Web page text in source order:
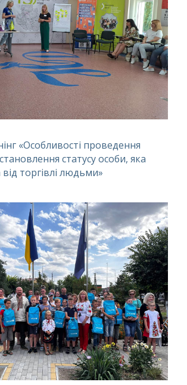
«Особливості проведення
статусу особи, яка
торгівлі людьми»